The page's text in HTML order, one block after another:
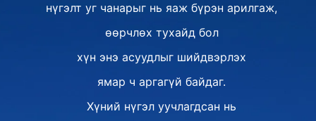
нүгэлт уг чанарыг нь яаж бүрэн арилгаж,
өөрчлөх тухайд бол
хүн энэ асуудлыг шийдвэрлэх
ямар ч аргагүй байдаг.
Хүний нүгэл уучлагдсан нь